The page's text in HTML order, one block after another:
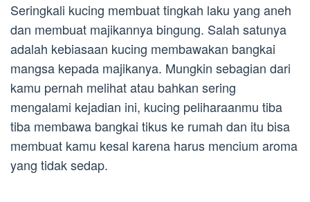
Seringkali kucing membuat tingkah laku yang aneh
dan membuat majikannya bingung. Salah satunya
adalah kebiasaan kucing membawakan bangkai
mangsa kepada majikanya. Mungkin sebagian dari
kamu pernah melihat atau bahkan sering
mengalami kejadian ini, kucing peliharaanmu tiba
tiba membawa bangkai tikus ke rumah dan itu bisa
membuat kamu kesal karena harus mencium aroma
yang tidak sedap.